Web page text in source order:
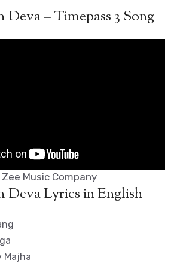
Deva – Timepass 3 Song
Music Company
Deva Lyrics in English
Majha